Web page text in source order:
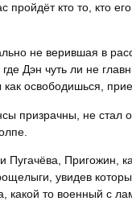
пройдёт кто то, кто
не верившая в
Дэн чуть ли не
как освободишься,
призрачны, не стал
Пугачёва, Пригожин,
увидев
какой то военный с